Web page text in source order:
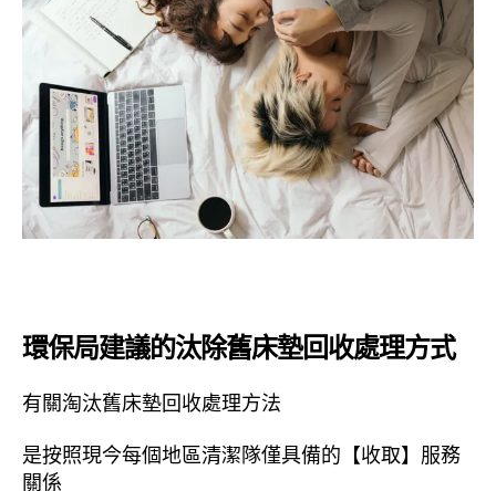
環保局建議的汰除舊床墊回收處理方式
有關淘汰舊床墊回收處理方法
是按照現今每個地區清潔隊僅具備的【收取】服務
關係